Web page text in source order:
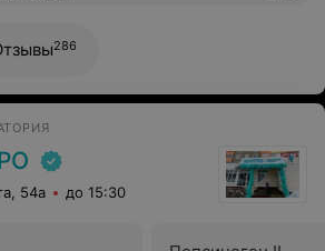
286
54а до 15:30